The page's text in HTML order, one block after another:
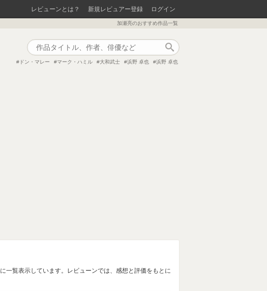
レビューンとは？ 新規レビュアー登録 ログイン
加瀬亮のおすすめ作品一覧
ドン・マレー マーク・ハミル 大和武士 浜野 卓也 浜野 卓也
一覧表示しています。レビューンでは、感想と評価をもとに